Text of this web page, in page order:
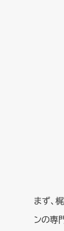
まず、
ンの専